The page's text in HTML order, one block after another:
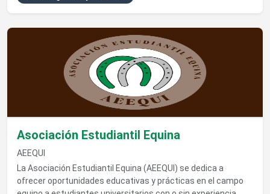
Ver detalles de Asociación Estudiantil Equina
Asociación Estudiantil Equina
AEEQUI
La Asociación Estudiantil Equina (AEEQUI) se dedica a
ofrecer oportunidades educativas y prácticas en el campo